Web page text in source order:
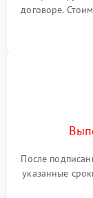
договоре.
После
указанные